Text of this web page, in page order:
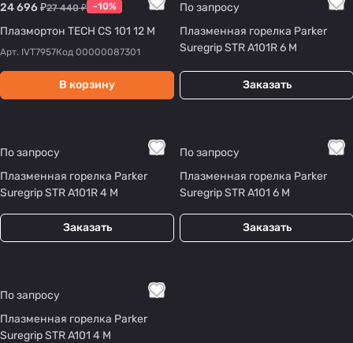
24 696 ₽27 440 ₽ -10%
Плазмортон TECH CS 101 12 М
Арт. IVT7957Код 00000087301
В корзину
По запросу
Плазменная горелка Parker
Suregrip STR A101R 6 М
Заказать
По запросу
Плазменная горелка Parker
Suregrip STR A101R 4 М
Заказать
По запросу
Плазменная горелка Parker
Suregrip STR A101 6 М
Заказать
По запросу
Плазменная горелка Parker
Suregrip STR A101 4 М